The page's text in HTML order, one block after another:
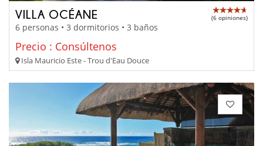
VILLA OCÉANE (6 opiniones)
6 personas • 3 dormitorios • 3 baños
Precio : Consúltenos
Isla Mauricio Este - Trou d'Eau Douce